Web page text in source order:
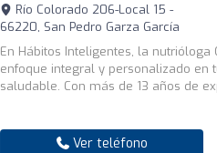
Río Colorado 206-Local 15 -
66220, San Pedro Garza García
En Hábitos Inteligentes, la
enfoque integral y personalizado en
saludable. Con más de 13 años de
Ver teléfono